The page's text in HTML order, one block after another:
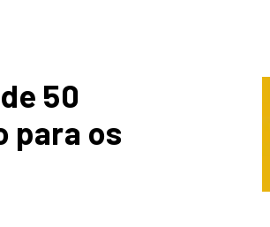
50
para os